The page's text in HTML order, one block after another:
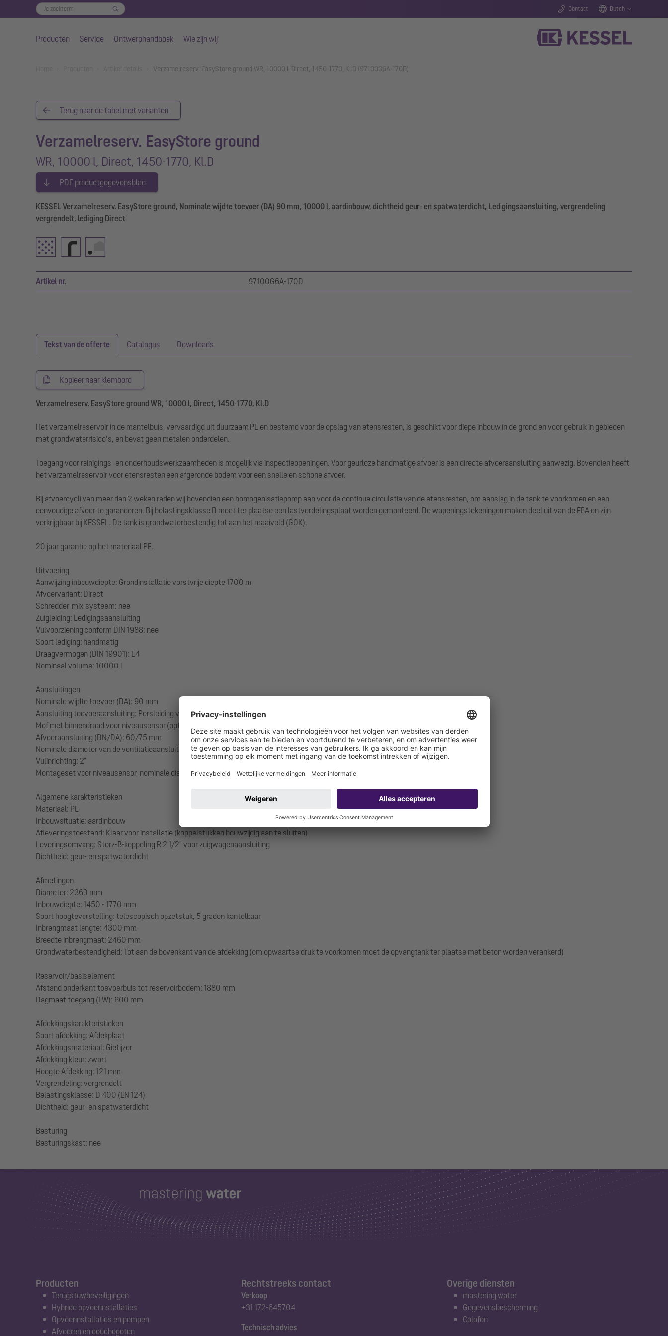
Contact Dutch
Producten Service Ontwerphandboek Wie zijn wij
Verzamelreserv. EasyStore ground WR, 10000 l, Direct, 1450-1770, Kl.D (97100G6A-170D)
Terug naar de tabel met varianten
Verzamelreserv. EasyStore ground
WR, 10000 l, Direct, 1450-1770, Kl.D
PDF productgegevensblad
KESSEL Verzamelreserv. EasyStore ground, Nominale wijdte toevoer (DA) 90 mm, 10000 l, aardinbouw, dichtheid geur- en spatwaterdicht, Ledigingsaansluiting, vergrendeling
vergrendelt, lediging Direct
Artikel nr. 97100G6A-170D
Tekst van de offerte Catalogus Downloads
Kopieer naar klembord
Verzamelreserv. EasyStore ground WR, 10000 l, Direct, 1450-1770, Kl.D
Het verzamelreservoir in de mantelbuis, vervaardigd uit duurzaam PE en bestemd voor de opslag van etensresten, is geschikt voor diepe inbouw in de grond en voor gebruik in gebieden
met grondwaterrisico’s, en bevat geen metalen onderdelen.
Toegang voor reinigings- en onderhoudswerkzaamheden is mogelijk via inspectieopeningen. Voor geurloze handmatige afvoer is een directe afvoeraansluiting aanwezig. Bovendien heeft
het verzamelreservoir voor etensresten een afgeronde bodem voor een snelle en schone afvoer.
Bij afvoercycli van meer dan 2 weken raden wij bovendien een homogenisatiepomp aan voor de continue circulatie van de etensresten, om aanslag in de tank te voorkomen en een
eenvoudige afvoer te garanderen. Bij belastingsklasse D moet ter plaatse een lastverdelingsplaat worden gemonteerd. De wapeningstekeningen maken deel uit van de EBA en zijn
verkrijgbaar bij KESSEL. De tank is grondwaterbestendig tot aan het maaiveld (GOK).
20 jaar garantie op het materiaal PE.
Uitvoering
Aanwijzing inbouwdiepte: Grondinstallatie vorstvrije diepte 1700 m
Afvoervariant: Direct
Schredder-mix-systeem: nee
Zuigleiding: Ledigingsaansluiting
Vulvoorziening conform DIN 1988: nee
Soort lediging: handmatig
Draagvermogen (DIN 19901): E4
Nominaal volume: 10000 l
Aansluitingen
Nominale wijdte toevoer (DA): 90 mm
Aansluiting toevoeraansluiting: Persleiding van PE-HD of PVC SDR 11 / PN 16
Mof met binnendraad voor niveausensor (optioneel): 1 1/2"
Afvoeraansluiting (DN/DA): 60/75 mm
Nominale diameter van de ventilatieaansluiting (DN/DA): 100/110 mm (ventilatie via het dak vereist)
Vulinrichting: 2"
Montageset voor niveausensor, nominale diameter (DA): 50 mm
Algemene karakteristieken
Materiaal: PE
Inbouwsituatie: aardinbouw
Afleveringstoestand: Klaar voor installatie (koppelstukken bouwzijdig aan te sluiten)
Leveringsomvang: Storz-B-koppeling R 2 1/2" voor zuigwagenaansluiting
Dichtheid: geur- en spatwaterdicht
Afmetingen
Diameter: 2360 mm
Inbouwdiepte: 1450 - 1770 mm
Soort hoogteverstelling: telescopisch opzetstuk, 5 graden kantelbaar
Inbrengmaat lengte: 4300 mm
Breedte inbrengmaat: 2460 mm
Grondwaterbestendigheid: Tot aan de bovenkant van de afdekking (om opwaartse druk te voorkomen moet de opvangtank ter plaatse met beton worden verankerd)
Reservoir/basiselement
Afstand onderkant toevoerbuis tot reservoirbodem: 1880 mm
Dagmaat toegang (LW): 600 mm
Afdekkingskarakteristieken
Soort afdekking: Afdekplaat
Afdekkingsmateriaal: Gietijzer
Afdekking kleur: zwart
Hoogte Afdekking: 121 mm
Vergrendeling: vergrendelt
Belastingsklasse: D 400 (EN 124)
Dichtheid: geur- en spatwaterdicht
Besturing
Producten
Terugstuwbeveiligingen
Hybride opvoerinstallaties
Opvoerinstallaties en pompen
Afvoeren en douchegoten
Rechtstreeks contact
Verkoop
+31 172-645704
Technisch advies
Overige diensten
mastering water
Gegevensbescherming
Colofon